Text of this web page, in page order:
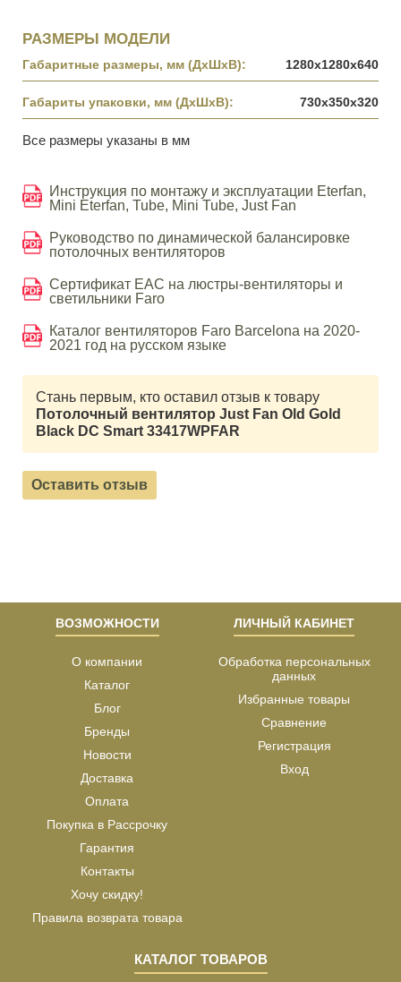
РАЗМЕРЫ МОДЕЛИ
Габаритные размеры, мм (ДхШхВ): 1280x1280x640
Габариты упаковки, мм (ДхШхВ): 730x350x320
Все размеры указаны в мм
Инструкция по монтажу и эксплуатации Eterfan,
Mini Eterfan, Tube, Mini Tube, Just Fan
Руководство по динамической балансировке
потолочных вентиляторов
Сертификат EAC на люстры-вентиляторы и
светильники Faro
Каталог вентиляторов Faro Barcelona на 2020-
2021 год на русском языке
Стань первым, кто оставил отзыв к товару
Потолочный вентилятор Just Fan Old Gold
Black DC Smart 33417WPFAR
Оставить отзыв
ВОЗМОЖНОСТИ
О компании
Каталог
Блог
Бренды
Новости
Доставка
Оплата
Покупка в Рассрочку
Гарантия
Контакты
Хочу скидку!
Правила возврата товара
ЛИЧНЫЙ КАБИНЕТ
Обработка персональных
данных
Избранные товары
Сравнение
Регистрация
Вход
КАТАЛОГ ТОВАРОВ